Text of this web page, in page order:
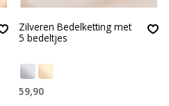
Zilveren Bedelketting met
5 bedeltjes
59,90